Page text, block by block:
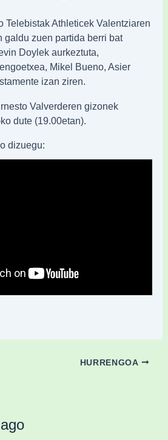
Telebistak Athleticek Valentziaren
galdu zuen partida berri bat
Doylek aurkeztuta,
Mikel Bueno, Asier
izan ziren.
Valverderen gizonek
dute (19.00etan).
dizuegu:
HURRENGOA